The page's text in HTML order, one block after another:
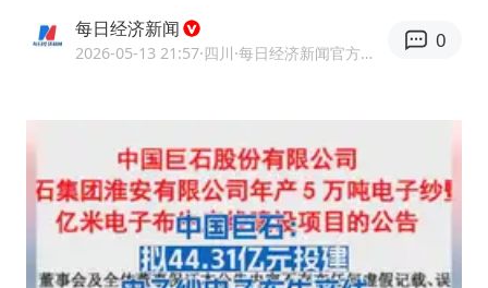
几元成本的AI广告导致千万市值蒸发
茅台部分直营店飞天茅台提价
白海豚将正面袭击贯穿浙江
酒店回应车内过夜被收150元
每日经济新闻
2026-05-13 21:57·四川 ·每日经济新闻官方网易号
0